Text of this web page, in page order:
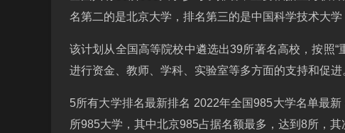
名第二的是北京大学，排名第三的是中国科学技术大
该计划从全国高等院校中遴选出39所著名高校，按照
进行资金、教师、学科、实验室等多方面的支持和促进
5所有大学排名最新排名 2022年全国985大学名单最
所985大学，其中北京985占据名额最多，达到8所，其